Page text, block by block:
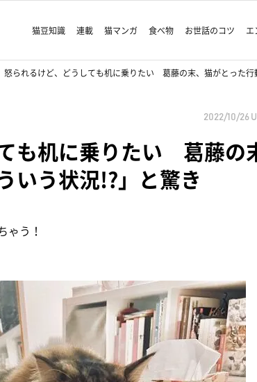
猫豆知識 連載 猫マンガ 食べ物 お世話のコツ エ
怒られるけど、どうしても机に乗りたい 葛藤の末、猫がとった行
2022/10/26
も机に乗りたい 葛藤の
いう状況!?」と驚き
ゃう！